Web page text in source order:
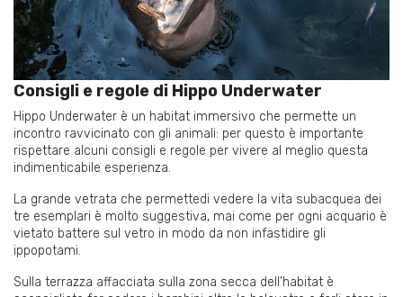
Consigli e regole di Hippo Underwater
Hippo Underwater è un habitat immersivo che permette un
incontro ravvicinato con gli animali: per questo è importante
rispettare alcuni consigli e regole per vivere al meglio questa
indimenticabile esperienza.
La grande vetrata che permettedi vedere la vita subacquea dei
tre esemplari è molto suggestiva, mai come per ogni acquario è
vietato battere sul vetro in modo da non infastidire gli
ippopotami.
Sulla terrazza affacciata sulla zona secca dell’habitat è